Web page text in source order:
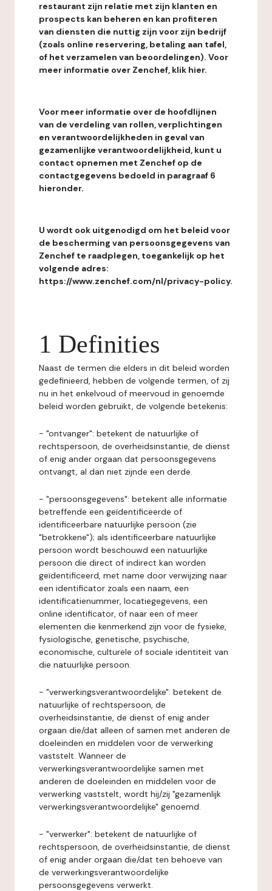
restaurant zijn relatie met zijn klanten en
prospects kan beheren en kan profiteren
van diensten die nuttig zijn voor zijn bedrijf
(zoals online reservering, betaling aan tafel,
of het verzamelen van beoordelingen). Voor
meer informatie over Zenchef, klik hier.
Voor meer informatie over de hoofdlijnen
van de verdeling van rollen, verplichtingen
en verantwoordelijkheden in geval van
gezamenlijke verantwoordelijkheid, kunt u
contact opnemen met Zenchef op de
contactgegevens bedoeld in paragraaf 6
hieronder.
U wordt ook uitgenodigd om het beleid voor
de bescherming van persoonsgegevens van
Zenchef te raadplegen, toegankelijk op het
volgende adres:
https://www.zenchef.com/nl/privacy-policy.
1 Definities
Naast de termen die elders in dit beleid worden
gedefinieerd, hebben de volgende termen, of zij
nu in het enkelvoud of meervoud in genoemde
beleid worden gebruikt, de volgende betekenis:
- "ontvanger": betekent de natuurlijke of
rechtspersoon, de overheidsinstantie, de dienst
of enig ander orgaan dat persoonsgegevens
ontvangt, al dan niet zijnde een derde.
- "persoonsgegevens": betekent alle informatie
betreffende een geïdentificeerde of
identificeerbare natuurlijke persoon (zie
"betrokkene"); als identificeerbare natuurlijke
persoon wordt beschouwd een natuurlijke
persoon die direct of indirect kan worden
geïdentificeerd, met name door verwijzing naar
een identificator zoals een naam, een
identificatienummer, locatiegegevens, een
online identificator, of naar een of meer
elementen die kenmerkend zijn voor de fysieke,
fysiologische, genetische, psychische,
economische, culturele of sociale identiteit van
die natuurlijke persoon.
- "verwerkingsverantwoordelijke": betekent de
natuurlijke of rechtspersoon, de
overheidsinstantie, de dienst of enig ander
orgaan die/dat alleen of samen met anderen de
doeleinden en middelen voor de verwerking
vaststelt. Wanneer de
verwerkingsverantwoordelijke samen met
anderen de doeleinden en middelen voor de
verwerking vaststelt, wordt hij/zij "gezamenlijk
verwerkingsverantwoordelijke" genoemd.
- "verwerker": betekent de natuurlijke of
rechtspersoon, de overheidsinstantie, de dienst
of enig ander orgaan die/dat ten behoeve van
de verwerkingsverantwoordelijke
persoonsgegevens verwerkt.